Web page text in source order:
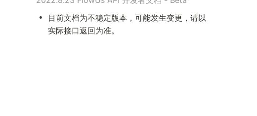
目前文档为不稳定版本，可能发生变更，请以
实际接口返回为准。